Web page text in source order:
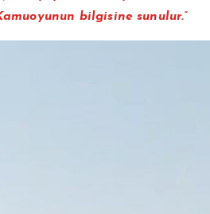
bilgisine sunulur.”